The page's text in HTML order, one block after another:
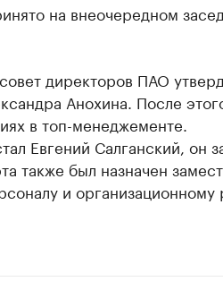
на внеочередном
совет директоров ПАО
Анохина. После
в топ-менеджементе.
Евгений Салганский, он
также был назначен
и организационному